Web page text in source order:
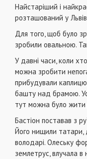
Найстаріший і
розташований у
Для того, щоб було
зробили овальною.
У давні часи, коли
можна зробити
прибудували
башту над брамою.
тут можна було жити
Бастіон поставав з
Його нищили татари,
володарі. Олеську
землетрус, влучала в